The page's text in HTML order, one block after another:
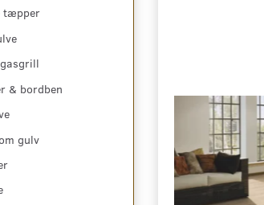
tæpper
& bordben
gulv